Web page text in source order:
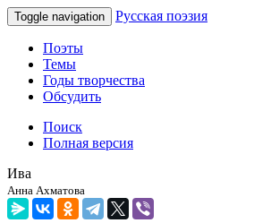
Toggle navigation Русская поэзия
Поэты
Темы
Годы творчества
Обсудить
Поиск
Полная версия
Ива
Анна Ахматова